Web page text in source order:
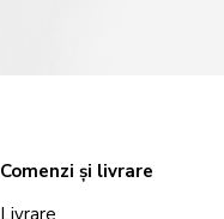
Comenzi și livrare